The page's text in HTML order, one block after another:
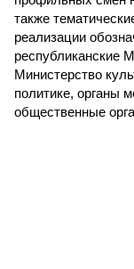
также
реализации
республиканские
Министерство
политике, органы
общественные